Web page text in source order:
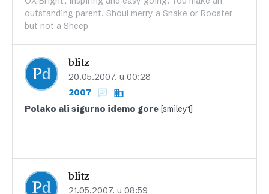
outstanding parent. Shoul merry a Snake or Rooster
but not a Sheep
blitz
20.05.2007. u 00:28
2007
Polako ali sigurno idemo gore [smiley1]
blitz
21.05.2007. u 08:59